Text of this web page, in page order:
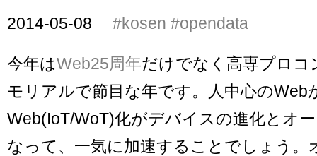
2014-05-08 #kosen #opendata
今年はWeb25周年だけでなく高専プロコ
モリアルで節目な年です。人中心のWeb
Web(IoT/WoT)化がデバイスの進化とオ
なって、一気に加速することでしょう。